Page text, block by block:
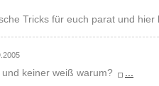
Tricks für euch parat und hier
keiner weiß warum?